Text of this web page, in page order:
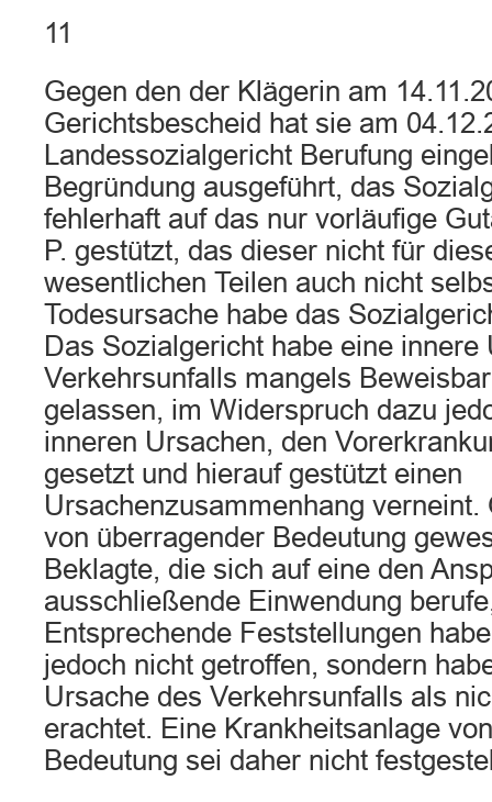
11
Gegen den der Klägerin am
Gerichtsbescheid hat sie am
Landessozialgericht Berufung
Begründung ausgeführt, das
fehlerhaft auf das nur vorläufige
P. gestützt, das dieser nicht für
wesentlichen Teilen auch nicht
Todesursache habe das
Das Sozialgericht habe eine innere
Verkehrsunfalls mangels
gelassen, im Widerspruch dazu
inneren Ursachen, den
gesetzt und hierauf gestützt einen
Ursachenzusammenhang verneint.
von überragender Bedeutung
Beklagte, die sich auf eine den
ausschließende Einwendung
Entsprechende Feststellungen
jedoch nicht getroffen, sondern
Ursache des Verkehrsunfalls als
erachtet. Eine Krankheitsanlage
Bedeutung sei daher nicht